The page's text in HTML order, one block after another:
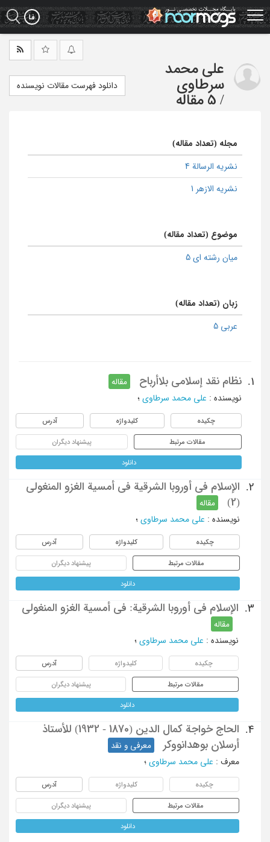
Skip
to
main
علی محمد
سرطاوی
/ 5 مقاله
دانلود فهرست مقالات نویسنده
مجله (تعداد مقاله)
نشریه الرسالة 4
نشریه الازهر 1
موضوع (تعداد مقاله)
میان رشته ای 5
زبان (تعداد مقاله)
عربی 5
1. نظام نقد إسلامی بلاأرباح
مقاله
نویسنده : علی محمد سرطاوی ؛
چکیده کلیدواژه آدرس
مقالات مرتبط پیشنهاد دیگران
دانلود
2.
الإسلام فی أوروبا الشرقیة فی أمسیة الغزو المنغولی
(2)
مقاله
نویسنده : علی محمد سرطاوی ؛
چکیده کلیدواژه آدرس
مقالات مرتبط پیشنهاد دیگران
دانلود
3. الإسلام فی أوروبا الشرقیة: فی أمسیة الغزو المنغولی
مقاله
نویسنده : علی محمد سرطاوی ؛
چکیده کلیدواژه آدرس
مقالات مرتبط پیشنهاد دیگران
دانلود
4.
الحاج خواجة کمال الدین (1870 - 1932) للأستاذ
أرسلان بوهدانووکر
معرفی و نقد
معرف : علی محمد سرطاوی ؛
چکیده کلیدواژه آدرس
مقالات مرتبط پیشنهاد دیگران
دانلود